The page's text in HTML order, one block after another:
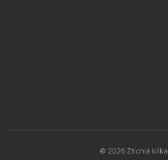
© 2026 Ztichlá klika